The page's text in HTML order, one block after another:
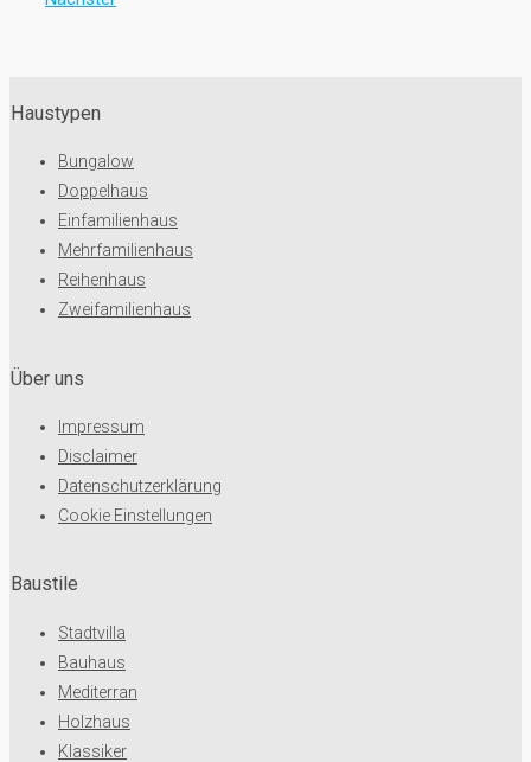
Haustypen
Bungalow
Doppelhaus
Einfamilienhaus
Mehrfamilienhaus
Reihenhaus
Zweifamilienhaus
Baustile
Stadtvilla
Bauhaus
Mediterran
Holzhaus
Klassiker
Über uns
Impressum
Disclaimer
Datenschutzerklärung
Cookie Einstellungen